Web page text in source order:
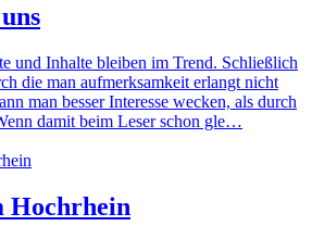
und Inhalte bleiben im Trend. Schließlich
die man aufmerksamkeit erlangt nicht
man besser Interesse wecken, als durch
damit beim Leser schon gle…
Hochrhein